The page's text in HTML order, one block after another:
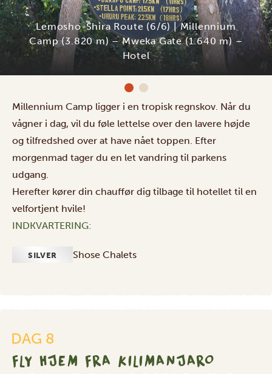
Lemosho-Shira Route (6/6) | Millennium
Camp (3.820 m) – Mweka Gate (1.640 m) –
Hotel
Millennium Camp ligger i en tropisk regnskov. Når du
vågner i dag, vil du føle lettelse over den lavere højde
og tilfredshed over at have nået toppen. Efter
morgenmad tager du en let vandring til parkens
udgang.
Herefter kører din chauffør dig tilbage til hotellet til en
velfortjent hvile!
INDKVARTERING:
SILVER Shose Chalets
DAG 8
FLY HJEM FRA KILIMANJARO
Kilimanjaro
International